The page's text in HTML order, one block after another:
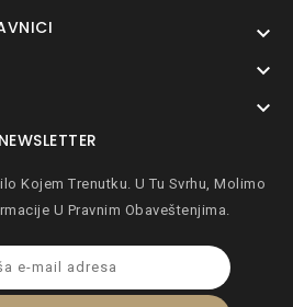



NEWSLETTER
Kojem Trenutku. U Tu Svrhu, Molimo
U Pravnim Obaveštenjima.